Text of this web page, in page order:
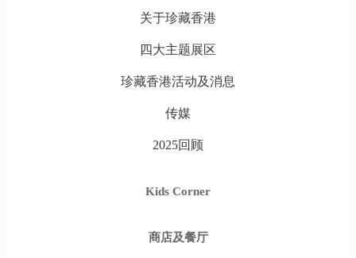
关于珍藏香港
四大主题展区
珍藏香港活动及消息
传媒
2025回顾
Kids Corner
商店及餐厅